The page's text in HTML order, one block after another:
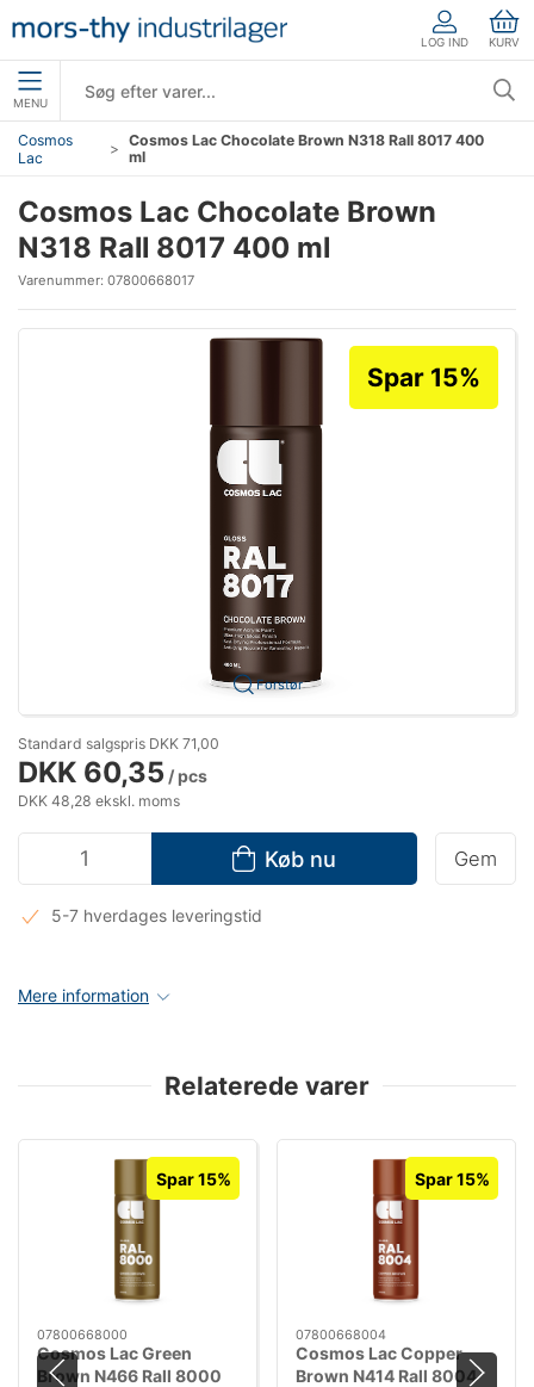
LOG IND KURV
MENU
Cosmos
Lac
Cosmos Lac Chocolate Brown N318 Rall 8017 400
ml
Cosmos Lac Chocolate Brown
N318 Rall 8017 400 ml
Varenummer: 07800668017
Forstør
Spar 15%
Standard salgspris DKK 71,00
DKK 60,35 / pcs
DKK 48,28 ekskl. moms
Køb nu Gem
5-7 hverdages leveringstid
Mere information
Relaterede varer
Spar 15%
07800668000
Cosmos Lac Green
Brown N466 Rall 8000
Spar 15%
07800668004
Cosmos Lac Copper
Brown N414 Rall 8004